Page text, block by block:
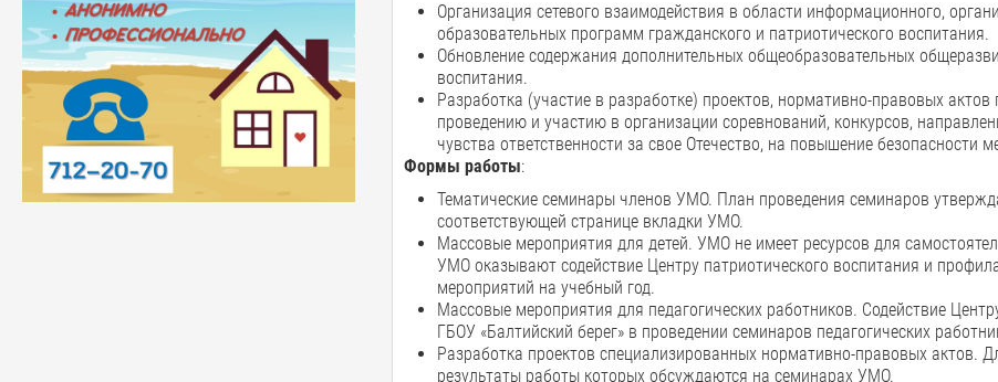
Организация сетевого взаимодействия в области информационного,
образовательных программ гражданского и патриотического воспитания.
Обновление содержания дополнительных общеобразовательных
воспитания.
Разработка (участие в разработке) проектов, нормативно-правовых
проведению и участию в организации соревнований, конкурсов,
чувства ответственности за свое Отечество, на повышение безопасности
Формы работы:
Тематические семинары членов УМО. План проведения семинаров
соответствующей странице вкладки УМО.
Массовые мероприятия для детей. УМО не имеет ресурсов для
УМО оказывают содействие Центру патриотического воспитания и
мероприятий на учебный год.
Массовые мероприятия для педагогических работников. Содействие
ГБОУ «Балтийский берег» в проведении семинаров педагогических
Разработка проектов специализированных нормативно-правовых актов.
результаты работы которых обсуждаются на семинарах УМО.